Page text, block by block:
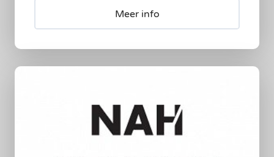
Meer info